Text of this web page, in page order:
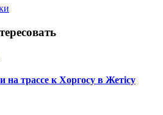
трассе к Хоргосу в Жетісу